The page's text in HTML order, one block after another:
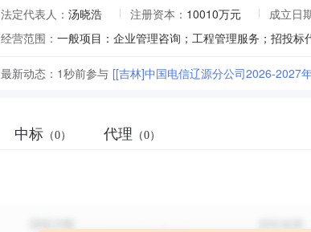
法定代表人： 汤晓浩 注册资本： 10010万元 成立日
经营范围：
最新动态： 1秒前参与 [[吉林]中国电信辽源分公司2026-2027
中标 （0） 代理 （0）